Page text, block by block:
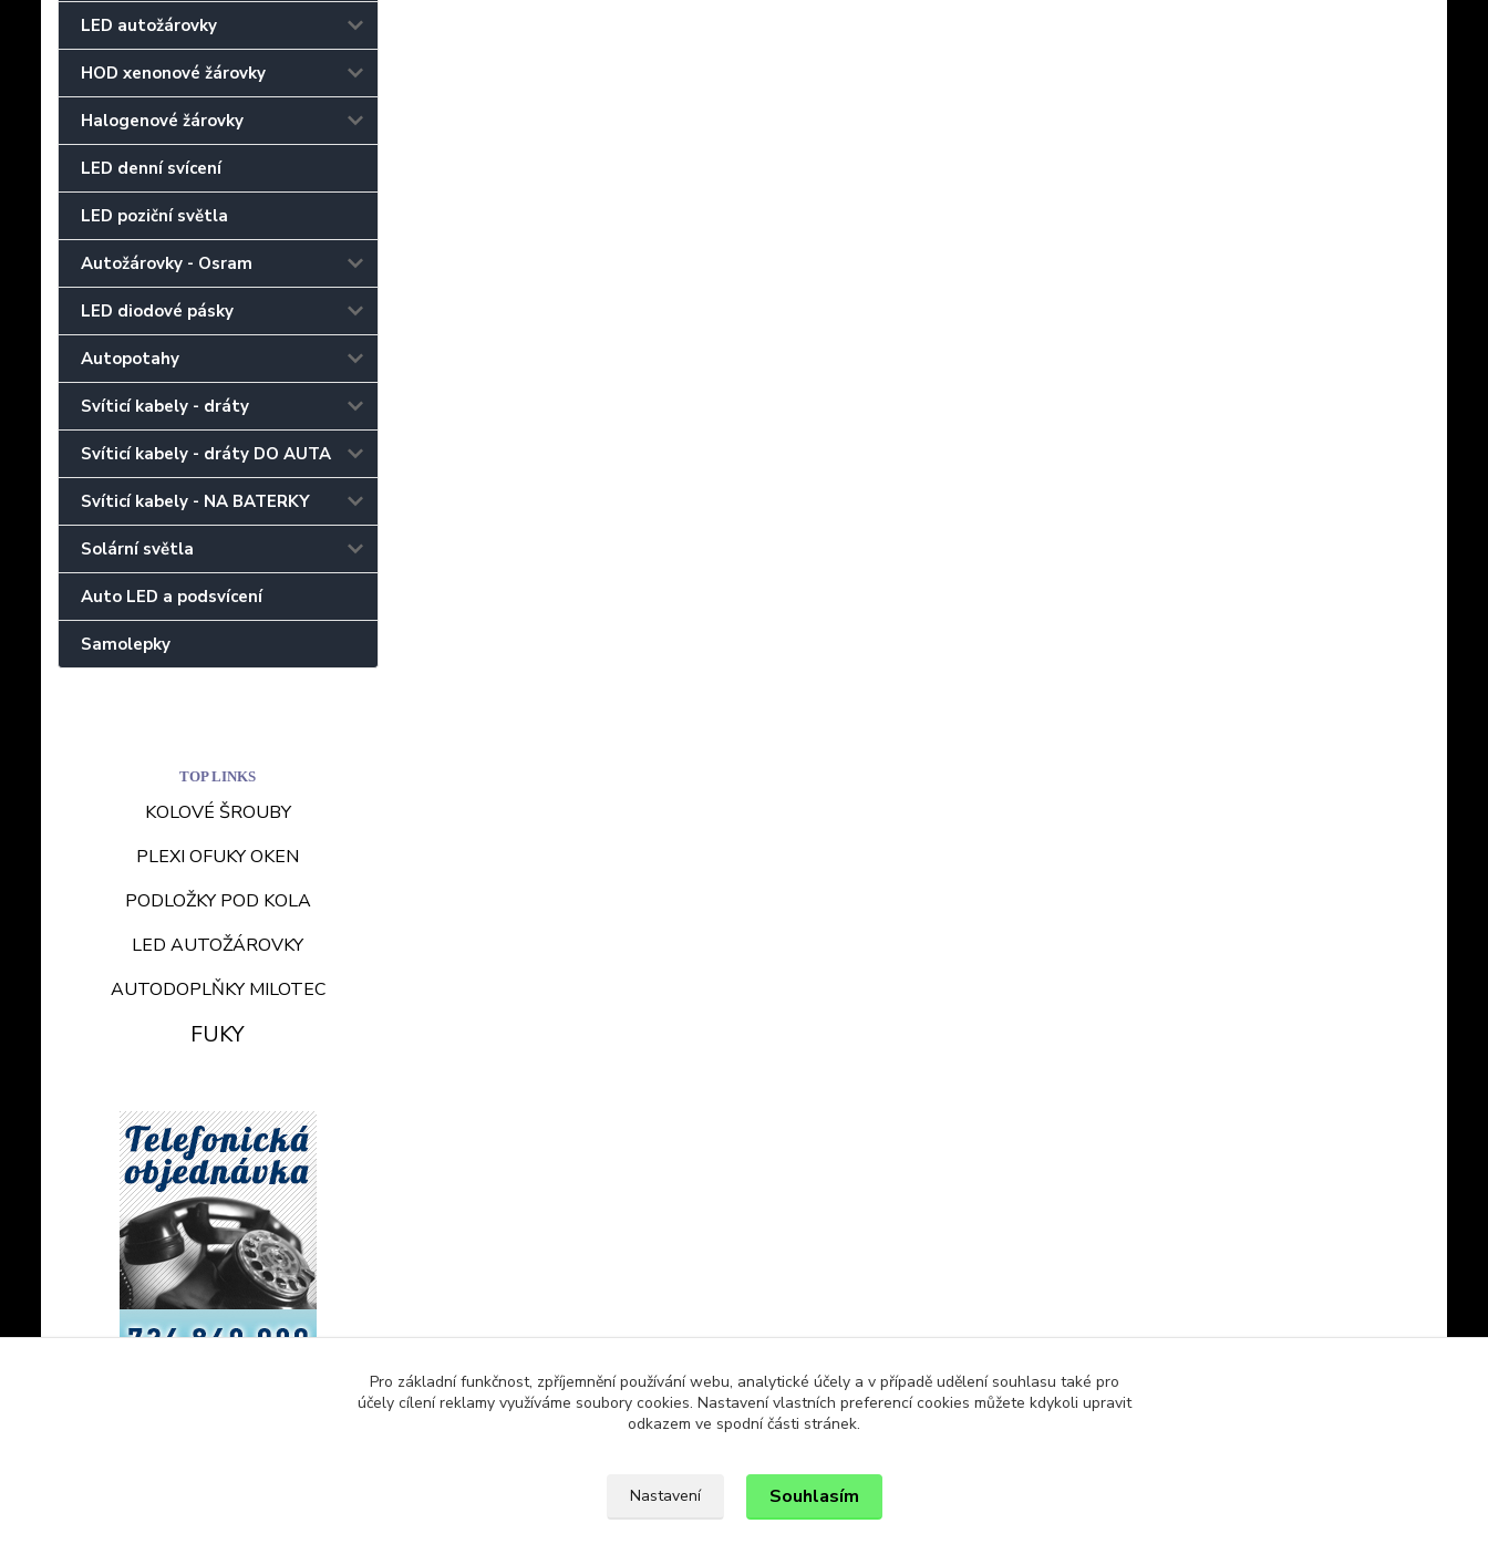
LED autožárovky
HOD xenonové žárovky
Halogenové žárovky
LED denní svícení
LED poziční světla
Autožárovky - Osram
LED diodové pásky
Autopotahy
Svíticí kabely - dráty
Svíticí kabely - dráty DO AUTA
Svíticí kabely - NA BATERKY
Solární světla
Auto LED a podsvícení
Samolepky
TOP LINKS
KOLOVÉ ŠROUBY
PLEXI OFUKY OKEN
PODLOŽKY POD KOLA
LED AUTOŽÁROVKY
AUTODOPLŇKY MILOTEC
FUKY
Pro základní funkčnost, zpříjemnění používání webu, analytické účely a v případě udělení souhlasu také pro
účely cílení reklamy využíváme soubory cookies. Nastavení vlastních preferencí cookies můžete kdykoli upravit
odkazem ve spodní části stránek.
Nastavení Souhlasím